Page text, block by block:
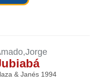
& Janés 1994